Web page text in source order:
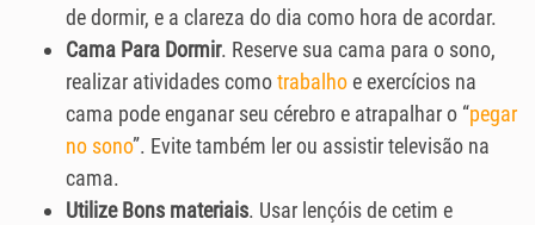
de dormir, e a clareza do dia como hora de acordar.
Cama Para Dormir. Reserve sua cama para o sono,
realizar atividades comotrabalho e exercícios na
cama pode enganar seu cérebro e atrapalhar o “pegar
no sono”. Evite também ler ou assistir televisão na
cama.
Utilize Bons materiais. Usar lençóis de cetim e